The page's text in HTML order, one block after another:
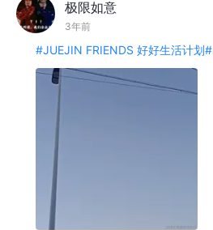
极限如意
3年前
#JUEJIN FRIENDS 好好生活计划#